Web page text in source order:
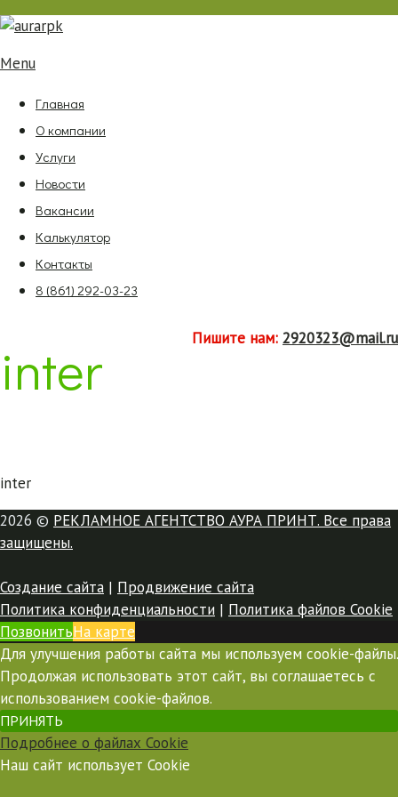
Menu
Главная
О компании
Услуги
Новости
Вакансии
Калькулятор
Контакты
8 (861) 292-03-23
Пишите нам: 2920323@mail.ru
inter
inter
2026 © РЕКЛАМНОЕ АГЕНТСТВО АУРА ПРИНТ. Все права
защищены.
Создание сайта | Продвижение сайта
Политика конфиденциальности | Политика файлов Cookie
ПозвонитьНа карте
Для улучшения работы сайта мы используем cookie-файлы.
Продолжая использовать этот сайт, вы соглашаетесь с
использованием cookie-файлов.
ПРИНЯТЬ
Подробнее о файлах Cookie
Наш сайт использует Cookie